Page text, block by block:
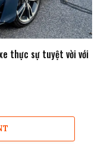
thực sự tuyệt vời với